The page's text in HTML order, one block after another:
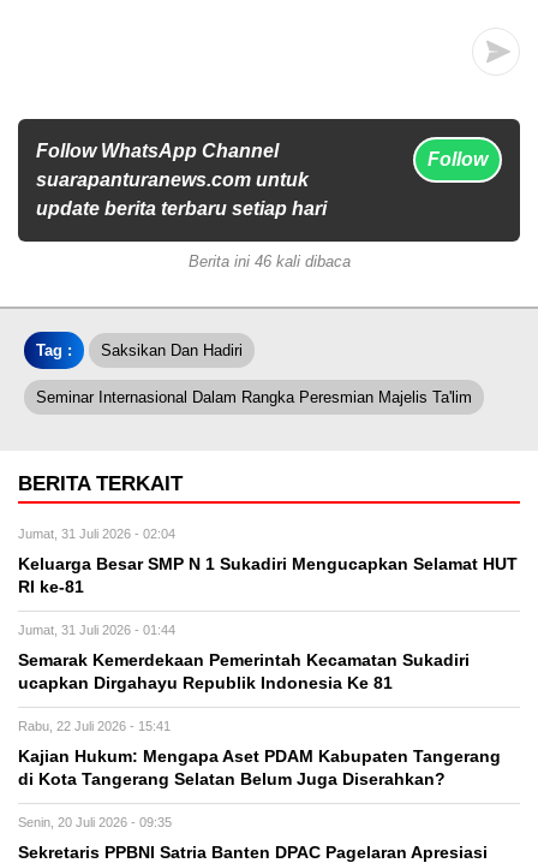
Follow WhatsApp Channel
suarapanturanews.com untuk
update berita terbaru setiap hari
Follow
Berita ini 46 kali dibaca
Tag : Saksikan Dan Hadiri
Seminar Internasional Dalam Rangka Peresmian Majelis Ta'lim
BERITA TERKAIT
Jumat, 31 Juli 2026 - 02:04
Keluarga Besar SMP N 1 Sukadiri Mengucapkan Selamat HUT
RI ke-81
Jumat, 31 Juli 2026 - 01:44
Semarak Kemerdekaan Pemerintah Kecamatan Sukadiri
ucapkan Dirgahayu Republik Indonesia Ke 81
Rabu, 22 Juli 2026 - 15:41
Kajian Hukum: Mengapa Aset PDAM Kabupaten Tangerang
di Kota Tangerang Selatan Belum Juga Diserahkan?
Senin, 20 Juli 2026 - 09:35
Sekretaris PPBNI Satria Banten DPAC Pagelaran Apresiasi